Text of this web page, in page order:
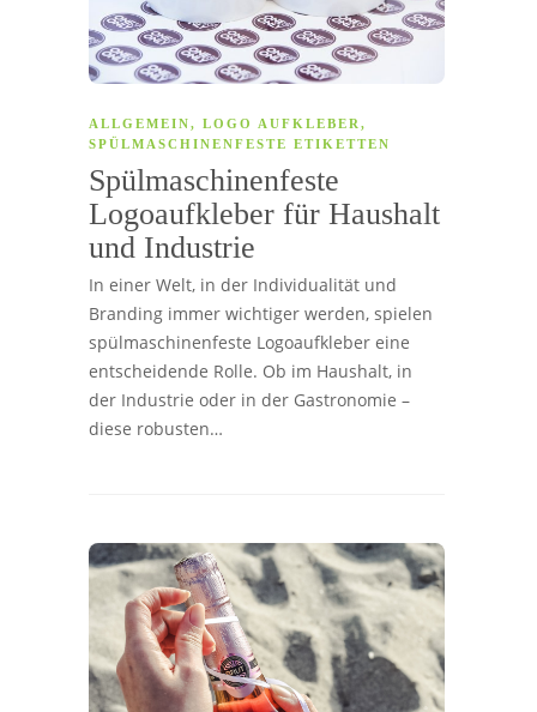
ALLGEMEIN, LOGO AUFKLEBER ,
SPÜLMASCHINENFESTE ETIKETTEN
Spülmaschinenfeste
Logoaufkleber für Haushalt
und Industrie
In einer Welt, in der Individualität und
Branding immer wichtiger werden, spielen
spülmaschinenfeste Logoaufkleber eine
entscheidende Rolle. Ob im Haushalt, in
der Industrie oder in der Gastronomie –
diese robusten…